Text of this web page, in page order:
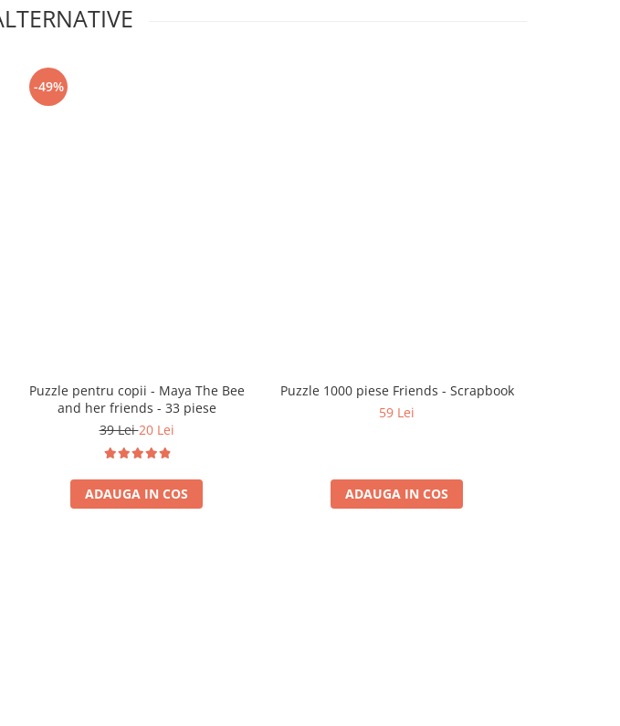
-49%
Puzzle pentru copii - Maya The Bee
and her friends - 33 piese
39 Lei20 Lei
ADAUGA IN COS
Puzzle 1000 piese Friends - Scrapbook
59 Lei
ADAUGA IN COS